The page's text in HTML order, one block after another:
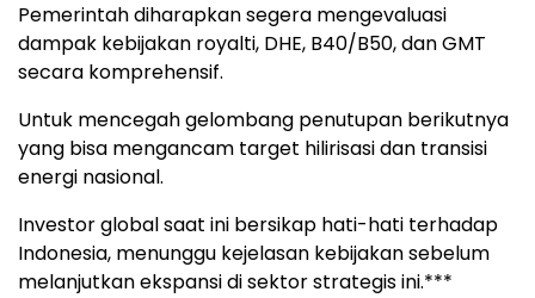
Pemerintah diharapkan segera mengevaluasi
dampak kebijakan royalti, DHE, B40/B50, dan GMT
secara komprehensif.
Untuk mencegah gelombang penutupan berikutnya
yang bisa mengancam target hilirisasi dan transisi
energi nasional.
Investor global saat ini bersikap hati-hati terhadap
Indonesia, menunggu kejelasan kebijakan sebelum
melanjutkan ekspansi di sektor strategis ini.***